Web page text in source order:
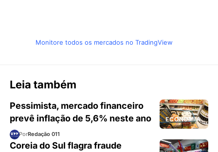
Monitore todos os mercados no TradingView
Leia também
ECONOMIA
Pessimista, mercado financeiro
prevê inflação de 5,6% neste ano
PorRedação 011
Coreia do Sul flagra fraude